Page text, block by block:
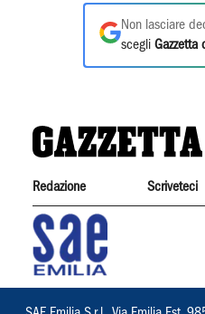
Non lasciare
scegli Gazzetta
Redazione Scriveteci